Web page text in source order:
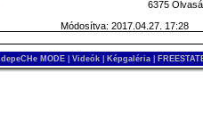
6375
Módosítva: 2017.04.27. 17:28
depeCHe MODE Videók Képgaléria